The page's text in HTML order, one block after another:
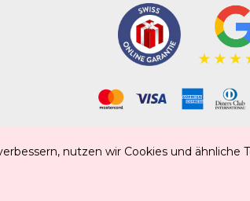
Italienische Spezialitäten | Spanische Spezialitäten |
nutzen wir Cookies und